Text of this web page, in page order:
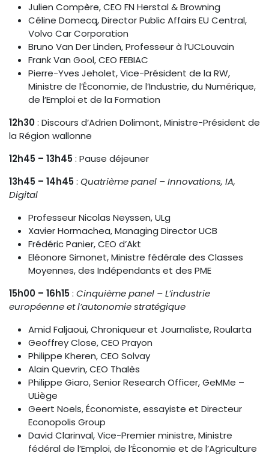
Julien Compère, CEO FN Herstal & Browning
Céline Domecq, Director Public Affairs EU Central,
Volvo Car Corporation
Bruno Van Der Linden, Professeur à l’UCLouvain
Frank Van Gool, CEO FEBIAC
Pierre-Yves Jeholet, Vice-Président de la RW,
Ministre de l’Économie, de l’Industrie, du Numérique,
de l’Emploi et de la Formation
12h30: Discours d’Adrien Dolimont, Ministre-Président de
la Région wallonne
12h45 – 13h45: Pause déjeuner
13h45 – 14h45: Quatrième panel – Innovations, IA,
Digital
Professeur Nicolas Neyssen, ULg
Xavier Hormachea, Managing Director UCB
Frédéric Panier, CEO d’Akt
Eléonore Simonet, Ministre fédérale des Classes
Moyennes, des Indépendants et des PME
15h00 – 16h15: Cinquième panel – L’industrie
européenne et l’autonomie stratégique
Amid Faljaoui, Chroniqueur et Journaliste, Roularta
Geoffrey Close, CEO Prayon
Philippe Kheren, CEO Solvay
Alain Quevrin, CEO Thalès
Philippe Giaro, Senior Research Officer, GeMMe –
ULiège
Geert Noels, Économiste, essayiste et Directeur
Econopolis Group
David Clarinval, Vice-Premier ministre, Ministre
fédéral de l’Emploi, de l’Économie et de l’Agriculture